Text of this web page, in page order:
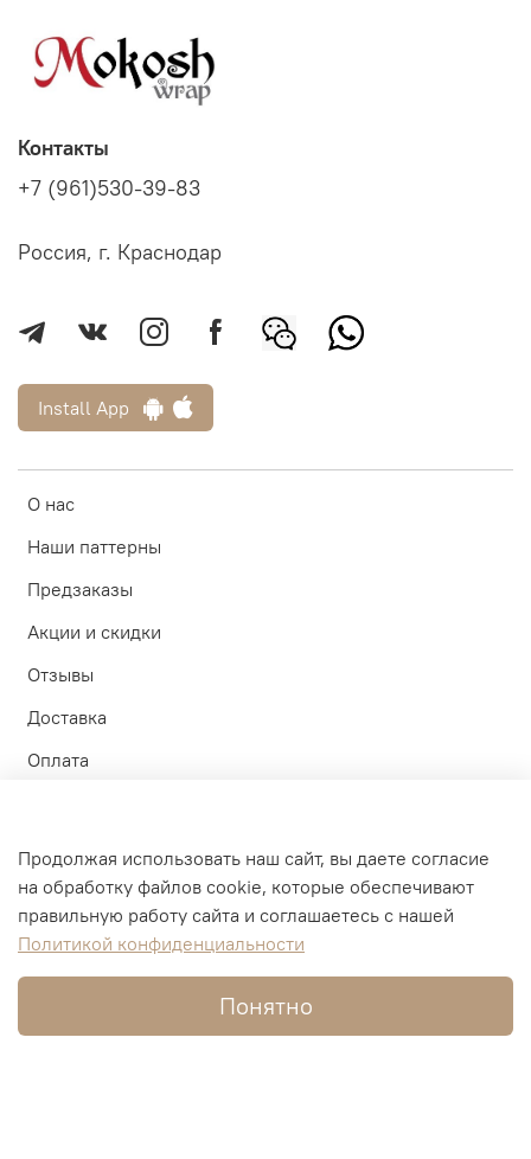
О нас
Наши паттерны
Предзаказы
Акции и скидки
Отзывы
Доставка
Оплата
Личный кабинет
Оферта и политика конфиденциальности
Пользовательское соглашение
Условия обмена и возврата
Контакты
+7 (961)530-39-83
Россия, г. Краснодар
Install App
Продолжая использовать наш сайт, вы даете согласие
на обработку файлов cookie, которые обеспечивают
правильную работу сайта и соглашаетесь с нашей
Политикой конфиденциальности
Понятно
обработки